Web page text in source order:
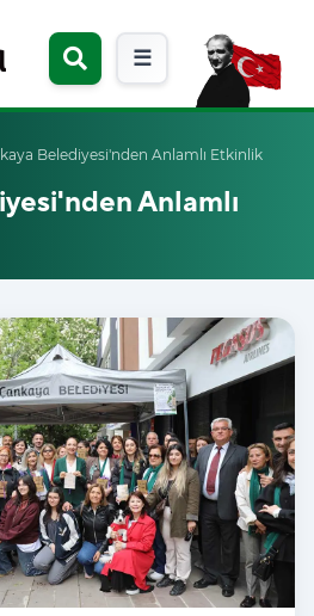
☰
Belediyesi'nden Anlamlı Etkinlik
Anlamlı